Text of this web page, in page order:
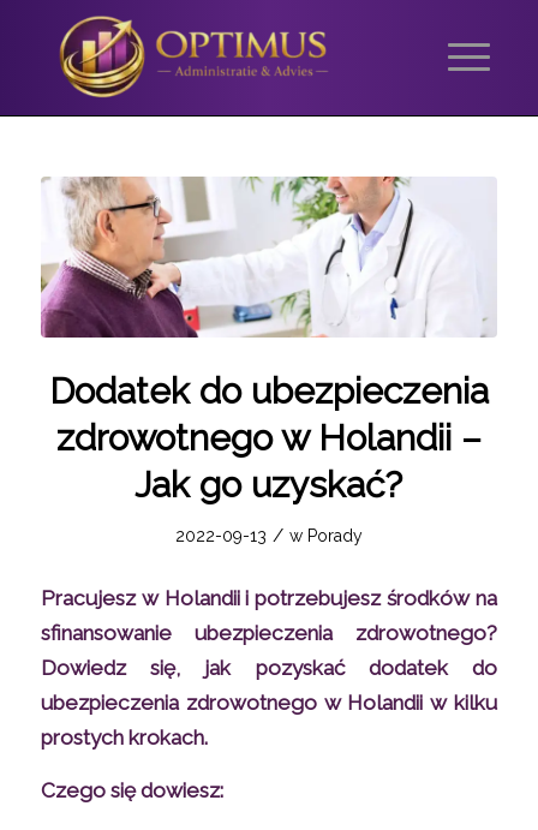
Dodatek do ubezpieczenia
zdrowotnego w Holandii –
Jak go uzyskać?
2022-09-13 / w Porady
Pracujesz w Holandii i potrzebujesz środków na
sfinansowanie ubezpieczenia zdrowotnego?
Dowiedz się, jak pozyskać dodatek do
ubezpieczenia zdrowotnego w Holandii w kilku
prostych krokach.
Czego się dowiesz: